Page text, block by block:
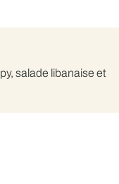
salade libanaise et